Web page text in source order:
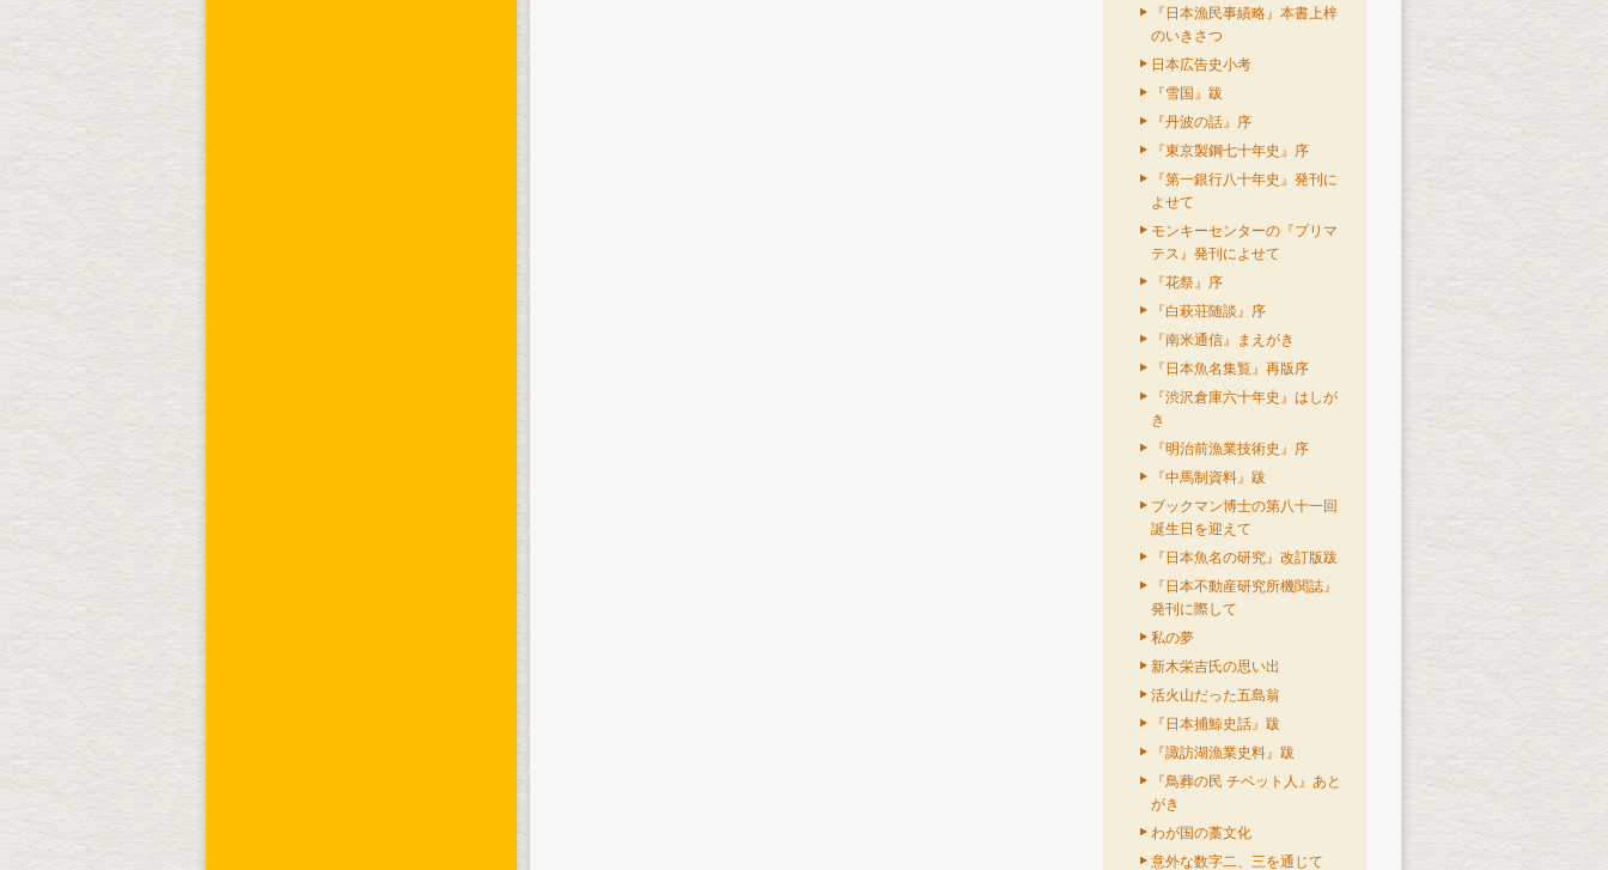
『日本漁民事績略』本書上梓
のいきさつ
日本広告史小考
『雪国』跋
『丹波の話』序
『東京製鋼七十年史』序
『第一銀行八十年史』発刊に
よせて
モンキーセンターの『プリマ
テス』発刊によせて
『花祭』序
『白萩荘随談』序
『南米通信』まえがき
『日本魚名集覧』再版序
『渋沢倉庫六十年史』はしが
き
『明治前漁業技術史』序
『中馬制資料』跋
ブックマン博士の第八十一回
誕生日を迎えて
『日本魚名の研究』改訂版跋
『日本不動産研究所機関誌』
発刊に際して
私の夢
新木栄吉氏の思い出
活火山だった五島翁
『日本捕鯨史話』跋
『諏訪湖漁業史料』跋
『鳥葬の民 チベット人』あと
がき
わが国の藁文化
意外な数字二、三を通じて